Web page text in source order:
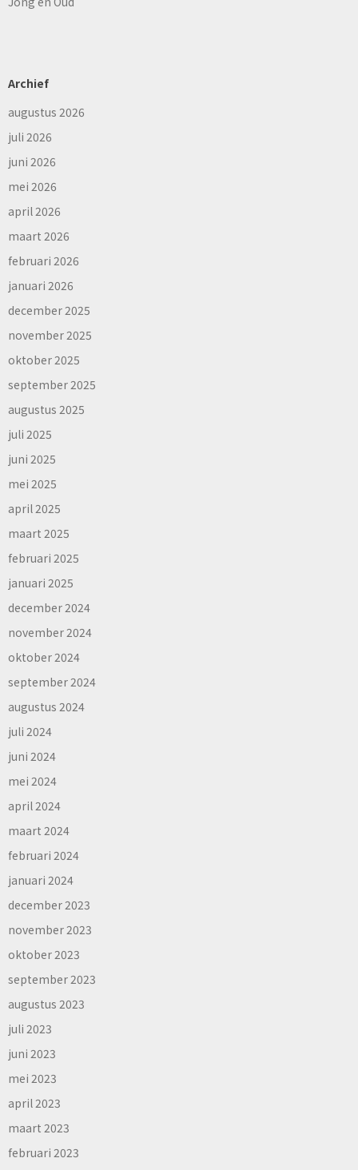
Archief
augustus 2026
juli 2026
juni 2026
mei 2026
april 2026
maart 2026
februari 2026
januari 2026
december 2025
november 2025
oktober 2025
september 2025
augustus 2025
juli 2025
juni 2025
mei 2025
april 2025
maart 2025
februari 2025
januari 2025
december 2024
november 2024
oktober 2024
september 2024
augustus 2024
juli 2024
juni 2024
mei 2024
april 2024
maart 2024
februari 2024
januari 2024
december 2023
november 2023
oktober 2023
september 2023
augustus 2023
juli 2023
juni 2023
mei 2023
april 2023
maart 2023
februari 2023